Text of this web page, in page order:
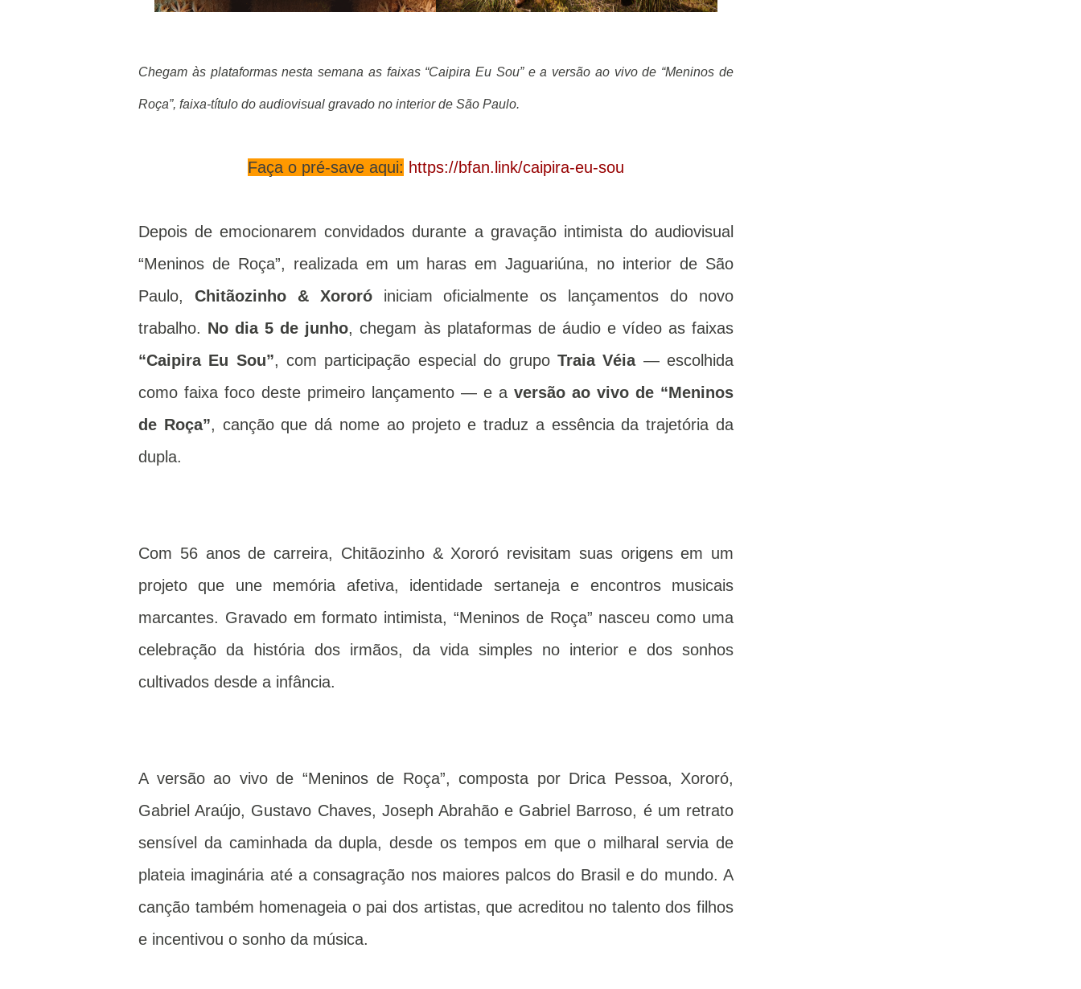
Chegam às plataformas nesta semana as faixas “Caipira Eu Sou” e a versão ao vivo de “Meninos de
Roça”, faixa-título do audiovisual gravado no interior de São Paulo.
Faça o pré-save aqui: https://bfan.link/caipira-eu-sou
Depois de emocionarem convidados durante a gravação intimista do audiovisual
“Meninos de Roça”, realizada em um haras em Jaguariúna, no interior de São
Paulo, Chitãozinho & Xororóiniciam oficialmente os lançamentos do novo
trabalho. No dia 5 de junho, chegam às plataformas de áudio e vídeo as faixas
“Caipira Eu Sou”, com participação especial do grupo Traia Véia— escolhida
como faixa foco deste primeiro lançamento — e a versão ao vivo de “Meninos
de Roça”, canção que dá nome ao projeto e traduz a essência da trajetória da
dupla.
Com 56 anos de carreira, Chitãozinho & Xororó revisitam suas origens em um
projeto que une memória afetiva, identidade sertaneja e encontros musicais
marcantes. Gravado em formato intimista, “Meninos de Roça” nasceu como uma
celebração da história dos irmãos, da vida simples no interior e dos sonhos
cultivados desde a infância.
A versão ao vivo de “Meninos de Roça”, composta por Drica Pessoa, Xororó,
Gabriel Araújo, Gustavo Chaves, Joseph Abrahão e Gabriel Barroso, é um retrato
sensível da caminhada da dupla, desde os tempos em que o milharal servia de
plateia imaginária até a consagração nos maiores palcos do Brasil e do mundo. A
canção também homenageia o pai dos artistas, que acreditou no talento dos filhos
e incentivou o sonho da música.